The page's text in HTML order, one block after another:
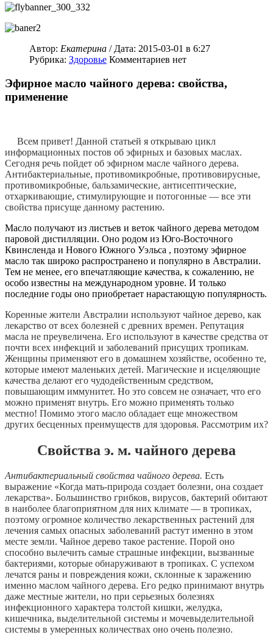
Автор: Екатерина / Дата: 2015-03-01 в 6:27
Рубрика: Здоровье Комментариев нет
Эфирное масло чайного дерева: свойства,
применение
Всем привет! Данной статьей я открываю цикл
информационных постов об эфирных и базовых маслах.
Сегодня речь пойдет об эфирном масле чайного дерева.
Антибактериальные, противомикробные, противовирусные,
противомикробные, бальзамические, антисептические,
отхаркивающие, стимулирующие и потогонные — все эти
свойства присуще данному растению.
Масло получают из листьев и веток чайного дерева методом
паровой дистилляции. Оно родом из Юго-Восточного
Квинсленда и Нового Южного Уэльса , поэтому эфирное
масло так широко распространено и популярно в Австралии.
Тем не менее, его впечатляющие качества, к сожалению, не
особо известны на международном уровне. И только
последние годы оно приобретает нарастающую популярность.
Коренные жители Австралии используют чайное дерево, как
лекарство от всех болезней с древних времен. Репутация
масла не преувеличена. Его используют в качестве средства от
почти всех инфекций и заболеваний присущих тропикам.
Женщины применяют его в домашнем хозяйстве, особенно те,
которые имеют маленьких детей. Магические и исцеляющие
качества делают его чудодейственным средством,
повышающим иммунитет. Но это совсем не означает, что его
можно применят внутрь. Его можно применять только
местно! Помимо этого масло обладает еще множеством
других бесценных преимуществ для здоровья. Рассмотрим их?
Свойства э. м. чайного дерева
Антибактериальный свойства чайного дерева. Есть
выражение «Когда мать-природа создает болезни, она создает
лекарства». Большинство грибков, вирусов, бактерий обитают
в наиболее благоприятном для них климате — в тропиках,
поэтому огромное количество лекарственных растений для
лечения самых опасных заболеваний растут именно в этом
месте земли. Чайное дерево такое растение. Порой оно
способно вылечить самые страшные инфекции, вызванные
бактериями, которые обнаруживают в тропиках. С успехом
лечатся раны и повреждения кожи, склонные к заражению
именно маслом чайного дерева. Его редко принимают внутрь
даже местные жители, но при серьезных болезнях
инфекционного характера толстой кишки, желудка,
кишечника, выделительной системы и мочевыделительной
системы в умеренных количествах оно очень полезно.